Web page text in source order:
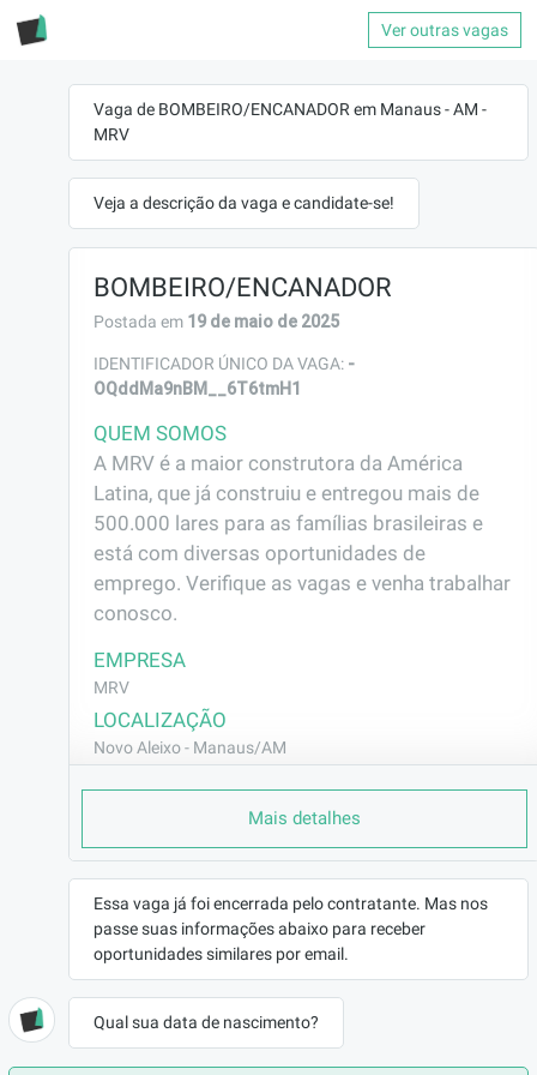
Ver outras vagas
Vaga de BOMBEIRO/ENCANADOR em Manaus - AM -
MRV
Veja a descrição da vaga e candidate-se!
BOMBEIRO/ENCANADOR
Postada em 19 de maio de 2025
IDENTIFICADOR ÚNICO DA VAGA: -
OQddMa9nBM__6T6tmH1
QUEM SOMOS
A MRV é a maior construtora da América
Latina, que já construiu e entregou mais de
500.000 lares para as famílias brasileiras e
está com diversas oportunidades de
emprego. Verifique as vagas e venha trabalhar
conosco.
EMPRESA
MRV
LOCALIZAÇÃO
Novo Aleixo - Manaus/AM
CONTRATO
REMUNERAÇÃO
R$2062,44
VAGA AFIRMATIVA
Não
Engenharia
BENEFÍCIOS
Mais detalhes
Essa vaga já foi encerrada pelo contratante. Mas nos
passe suas informações abaixo para receber
oportunidades similares por email.
Qual sua data de nascimento?